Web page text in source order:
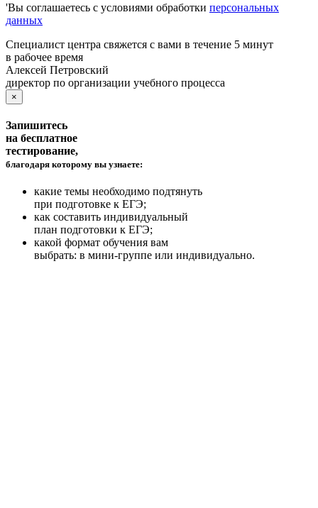
'Вы соглашаетесь с условиями обработки персональных
данных
Специалист центра свяжется с вами в течение 5 минут
в рабочее время
Алексей Петровский
директор по организации учебного процесса
×
Запишитесь
на бесплатное
тестирование,
благодаря которому вы узнаете:
какие темы необходимо подтянуть
при подготовке к ЕГЭ;
как составить индивидуальный
план подготовки к ЕГЭ;
какой формат обучения вам
выбрать: в мини-группе или индивидуально.